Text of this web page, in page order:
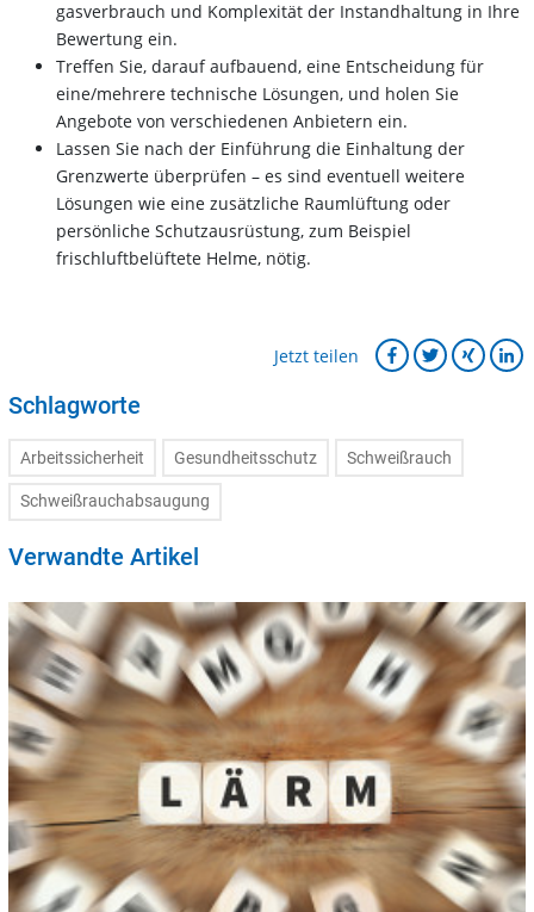
gasverbrauch und Komplexität der Instandhaltung in Ihre
Bewertung ein.
Treffen Sie, darauf aufbauend, eine Entscheidung für
eine/mehrere technische Lösungen, und holen Sie
Angebote von verschiedenen Anbietern ein.
Lassen Sie nach der Einführung die Einhaltung der
Grenzwerte überprüfen – es sind eventuell weitere
Lösungen wie eine zusätzliche Raumlüftung oder
persönliche Schutzausrüstung, zum Beispiel
frischluftbelüftete Helme, nötig.
Jetzt teilen
Schlagworte
Arbeitssicherheit Gesundheitsschutz Schweißrauch
Schweißrauchabsaugung
Verwandte Artikel